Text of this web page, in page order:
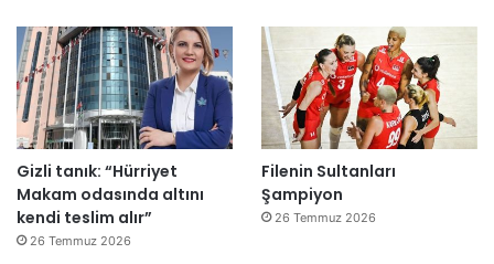
Gizli tanık: “Hürriyet
Makam odasında altını
kendi teslim alır”
26 Temmuz 2026
Filenin Sultanları
Şampiyon
26 Temmuz 2026